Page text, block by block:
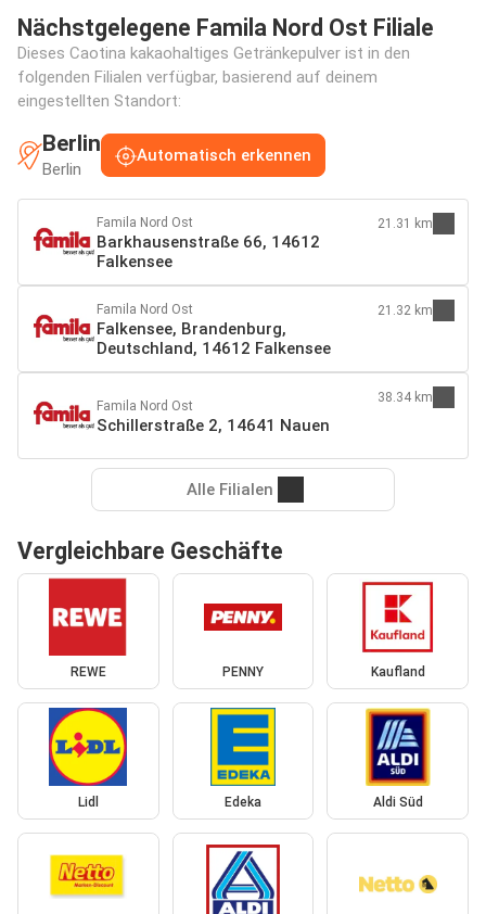
Nächstgelegene Famila Nord Ost Filiale
Dieses Caotina kakaohaltiges Getränkepulver ist in den
folgenden Filialen verfügbar, basierend auf deinem
eingestellten Standort:
Berlin
Berlin
Automatisch erkennen
Famila Nord Ost
Barkhausenstraße 66, 14612
Falkensee
21.31 km
Famila Nord Ost
Falkensee, Brandenburg,
Deutschland, 14612 Falkensee
21.32 km
Famila Nord Ost
Schillerstraße 2, 14641 Nauen
38.34 km
Alle Filialen
Vergleichbare Geschäfte
REWE PENNY Kaufland
Lidl Edeka Aldi Süd